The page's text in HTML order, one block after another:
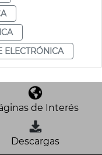
ELECTRÓNICA
de Interés
Descargas